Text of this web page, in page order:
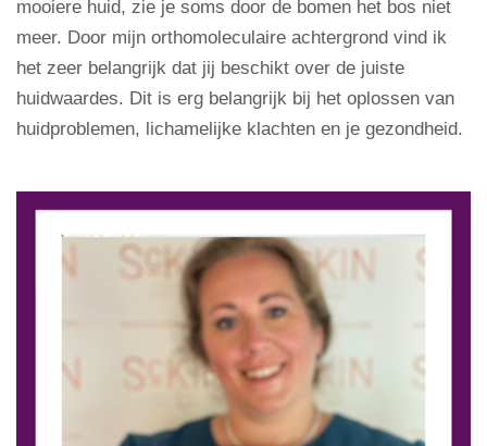
mooiere huid, zie je soms door de bomen het bos niet
meer. Door mijn orthomoleculaire achtergrond vind ik
het zeer belangrijk dat jij beschikt over de juiste
huidwaardes. Dit is erg belangrijk bij het oplossen van
huidproblemen, lichamelijke klachten en je gezondheid.